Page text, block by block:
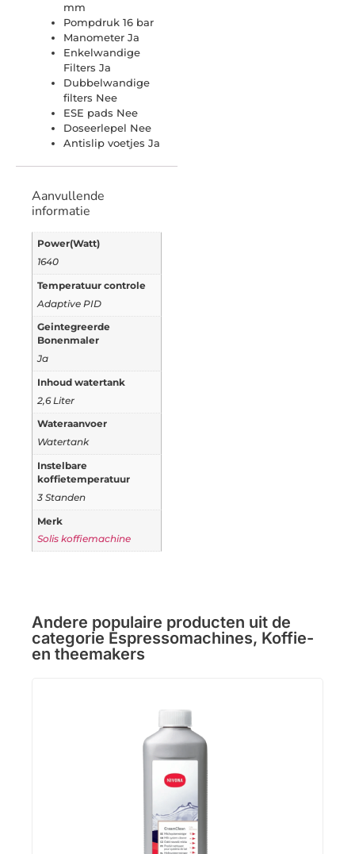
mm
Pompdruk 16 bar
Manometer Ja
Enkelwandige
Filters Ja
Dubbelwandige
filters Nee
ESE pads Nee
Doseerlepel Nee
Antislip voetjes Ja
Aanvullende
informatie
Power(Watt)
1640
Temperatuur controle
Adaptive PID
Geintegreerde
Bonenmaler
Ja
Inhoud watertank
2,6 Liter
Wateraanvoer
Watertank
Instelbare
koffietemperatuur
3 Standen
Merk
Solis koffiemachine
Andere populaire producten uit de
categorie Espressomachines, Koffie-
en theemakers